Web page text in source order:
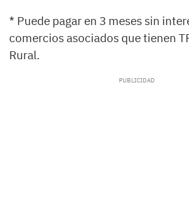
* Puede pagar en 3 meses sin
comercios asociados que tienen
Rural.